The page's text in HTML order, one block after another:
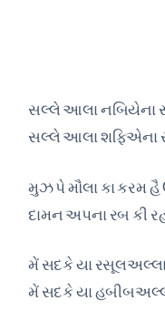
સલ્લે આલા નબિયેના
સલ્લે આલા શફિએના
મુઝ પે મૌલા કા કરમ હૈ
દામન અપના રબ કી
મેં સદકે યા
મેં સદકે યા